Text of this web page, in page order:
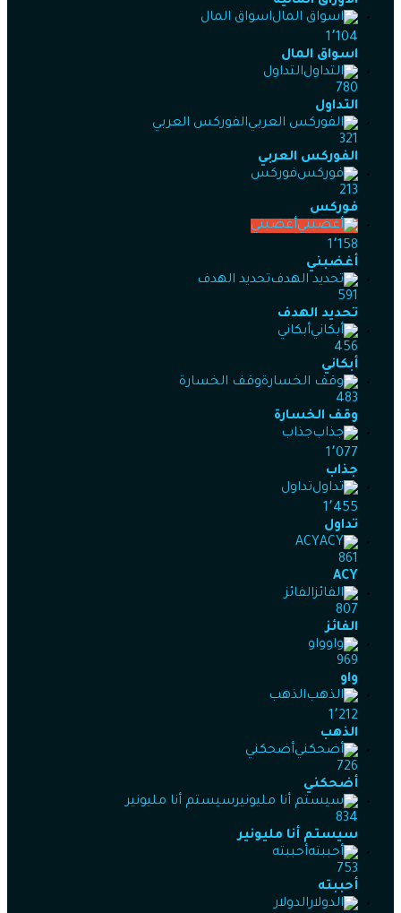
اسواق المال
1٬104
اسواق المال
التداول
780
التداول
الفوركس العربي
321
الفوركس العربي
فوركس
213
فوركس
أغضبني
1٬158
أغضبني
تحديد الهدف
591
تحديد الهدف
أبكاني
456
أبكاني
وقف الخسارة
483
وقف الخسارة
جذاب
1٬077
جذاب
تداول
1٬455
تداول
ACY
861
ACY
الفائز
807
الفائز
واو
969
واو
الذهب
1٬212
الذهب
أضحكني
726
أضحكني
سيستم أنا مليونير
834
سيستم أنا مليونير
أحببته
753
أحببته
الدولار